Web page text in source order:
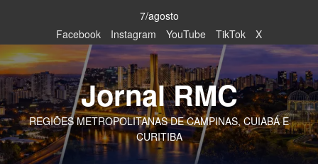
content
7/agosto
Facebook
Instagram YouTube TikTok X
Jornal RMC
REGIÕES METROPOLITANAS DE CAMPINAS, CUIABÁ E
CURITIBA